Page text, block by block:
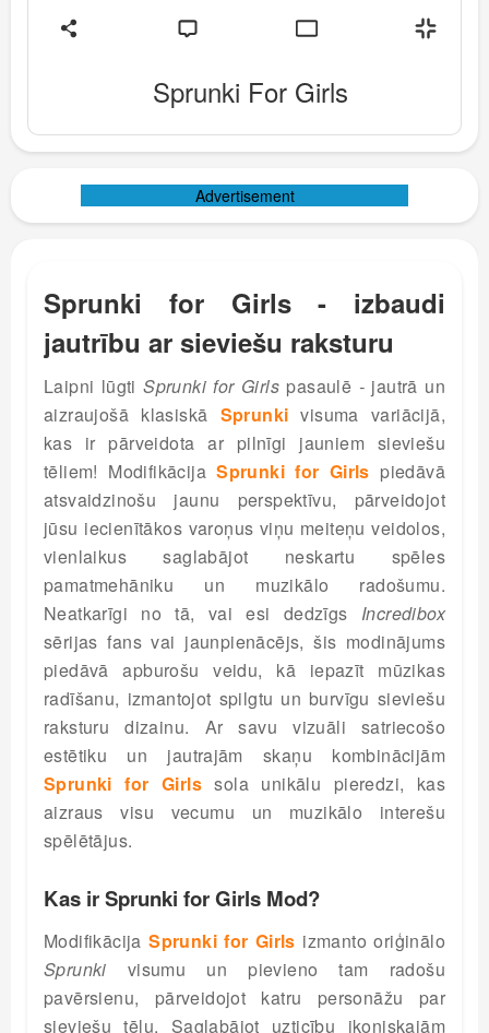
Sprunki For Girls
Advertisement
Sprunki for Girls - izbaudi
jautrību ar sieviešu raksturu
Laipni lūgtiSprunki for Girls pasaulē - jautrā un
aizraujošā klasiskā Sprunki visuma variācijā,
kas ir pārveidota ar pilnīgi jauniem sieviešu
tēliem! ModifikācijaSprunki for Girls piedāvā
atsvaidzinošu jaunu perspektīvu, pārveidojot
jūsu iecienītākos varoņus viņu meiteņu veidolos,
vienlaikus saglabājot neskartu spēles
pamatmehāniku un muzikālo radošumu.
Neatkarīgi no tā, vai esi dedzīgs Incredibox
sērijas fans vai jaunpienācējs, šis modinājums
piedāvā apburošu veidu, kā iepazīt mūzikas
radīšanu, izmantojot spilgtu un burvīgu sieviešu
raksturu dizainu. Ar savu vizuāli satriecošo
estētiku un jautrajām skaņu kombinācijām
Sprunki for Girlssola unikālu pieredzi, kas
aizraus visu vecumu un muzikālo interešu
spēlētājus.
Kas ir Sprunki for Girls Mod?
ModifikācijaSprunki for Girls izmanto oriģinālo
Sprunki visumu un pievieno tam radošu
pavērsienu, pārveidojot katru personāžu par
sieviešu tēlu. Saglabājot uzticību ikoniskajām